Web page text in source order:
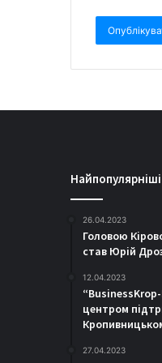
26.04.2023
Головою
став Юрій
12.04.2023
центром
27.04.2023